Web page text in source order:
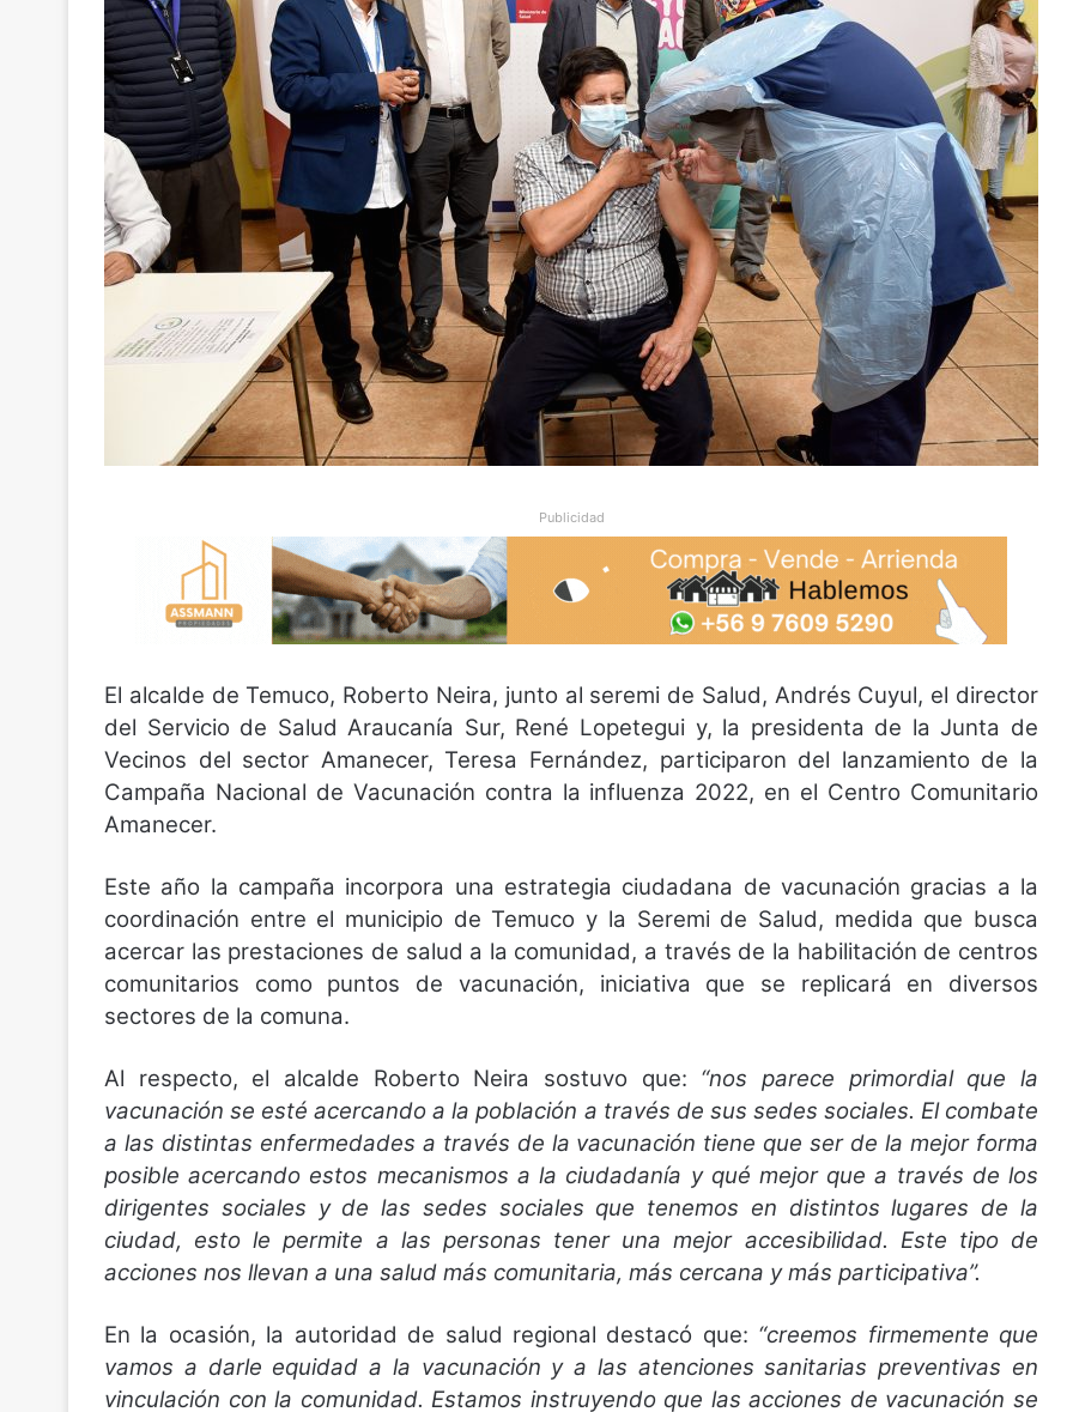
Publicidad
El alcalde de Temuco, Roberto Neira, junto al seremi de Salud, Andrés Cuyul, el director
del Servicio de Salud Araucanía Sur, René Lopetegui y, la presidenta de la Junta de
Vecinos del sector Amanecer, Teresa Fernández, participaron del lanzamiento de la
Campaña Nacional de Vacunación contra la influenza 2022, en el Centro Comunitario
Amanecer.
Este año la campaña incorpora una estrategia ciudadana de vacunación gracias a la
coordinación entre el municipio de Temuco y la Seremi de Salud, medida que busca
acercar las prestaciones de salud a la comunidad, a través de la habilitación de centros
comunitarios como puntos de vacunación, iniciativa que se replicará en diversos
sectores de la comuna.
Al respecto, el alcalde Roberto Neira sostuvo que: “nos parece primordial que la
vacunación se esté acercando a la población a través de sus sedes sociales. El combate
a las distintas enfermedades a través de la vacunación tiene que ser de la mejor forma
posible acercando estos mecanismos a la ciudadanía y qué mejor que a través de los
dirigentes sociales y de las sedes sociales que tenemos en distintos lugares de la
ciudad, esto le permite a las personas tener una mejor accesibilidad. Este tipo de
acciones nos llevan a una salud más comunitaria, más cercana y más participativa”.
En la ocasión, la autoridad de salud regional destacó que: “creemos firmemente que
vamos a darle equidad a la vacunación y a las atenciones sanitarias preventivas en
vinculación con la comunidad. Estamos instruyendo que las acciones de vacunación se